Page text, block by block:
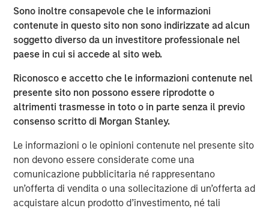
Sono inoltre consapevole che le informazioni
contenute in questo sito non sono indirizzate ad alcun
soggetto diverso da un investitore professionale nel
paese in cui si accede al sito web.
Riconosco e accetto che le informazioni contenute nel
presente sito non possono essere riprodotte o
altrimenti trasmesse in toto o in parte senza il previo
consenso scritto di Morgan Stanley.
Le informazioni o le opinioni contenute nel presente sito
non devono essere considerate come una
comunicazione pubblicitaria né rappresentano
un’offerta di vendita o una sollecitazione di un’offerta ad
acquistare alcun prodotto d’investimento, né tali
Risk Considerations
degree of risk. Investors could lose all or a substantial amount
of their investment. Alternative investments are suitable only for
long-term investors willing to forego liquidity and put capital at
risk for an indefinite period of time. Alternative investments are
typically highly illiquid—there is no secondary market for private
funds, and there may be restrictions on redemptions or assigning
Alternative investment funds often engage in leverage and other
speculative practices that may increase volatility and risk of
loss. Alternative investments typically have higher fees and
expenses than other investment vehicles, and such fees and
expenses will lower returns achieved by investors.